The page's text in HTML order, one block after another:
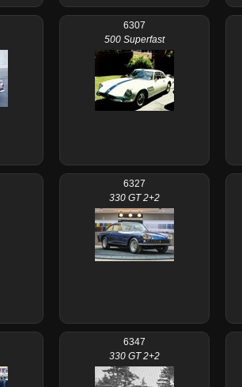
6307
500 Superfast
6327
330 GT 2+2
6347
330 GT 2+2